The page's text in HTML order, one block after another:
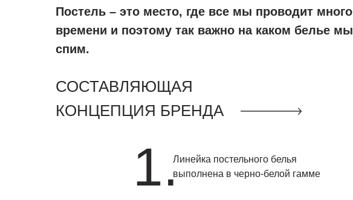
Постель – это место, где все мы проводит много
времени и поэтому так важно на каком белье мы
спим.
СОСТАВЛЯЮЩАЯ
КОНЦЕПЦИЯ БРЕНДА
Линейка постельного белья
выполнена в черно-белой гамме
1.